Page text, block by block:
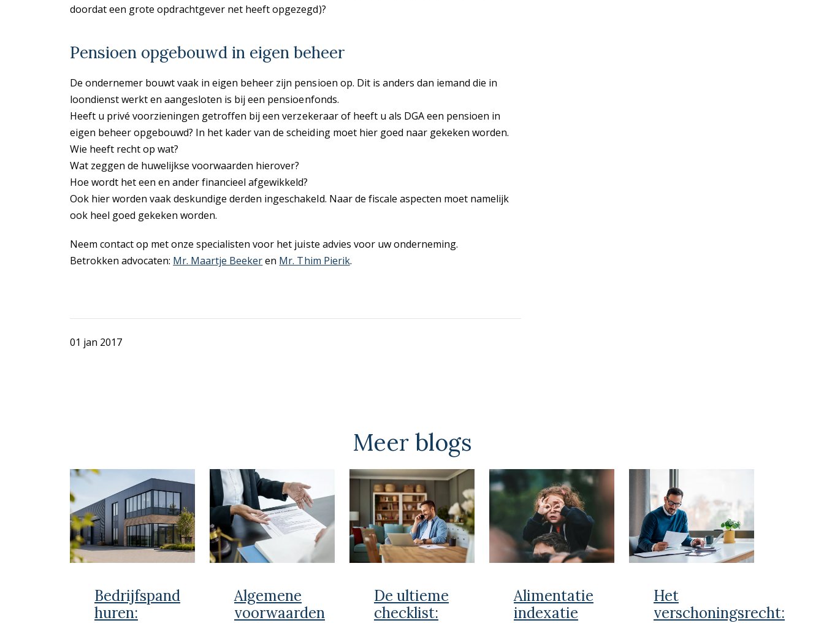
doordat een grote opdrachtgever net heeft opgezegd)?
Pensioen opgebouwd in eigen beheer
De ondernemer bouwt vaak in eigen beheer zijn pensioen op. Dit is anders dan iemand die in
loondienst werkt en aangesloten is bij een pensioenfonds.
Heeft u privé voorzieningen getroffen bij een verzekeraar of heeft u als DGA een pensioen in
eigen beheer opgebouwd? In het kader van de scheiding moet hier goed naar gekeken worden.
Wie heeft recht op wat?
Wat zeggen de huwelijkse voorwaarden hierover?
Hoe wordt het een en ander financieel afgewikkeld?
Ook hier worden vaak deskundige derden ingeschakeld. Naar de fiscale aspecten moet namelijk
ook heel goed gekeken worden.
Neem contact op met onze specialisten voor het juiste advies voor uw onderneming.
Betrokken advocaten: Mr. Maartje Beekeren Mr. Thim Pierik.
01 jan 2017
Meer blogs
Bedrijfspand
huren:
Algemene
voorwaarden
De ultieme
checklist:
Alimentatie
indexatie
Het
verschoningsrecht: